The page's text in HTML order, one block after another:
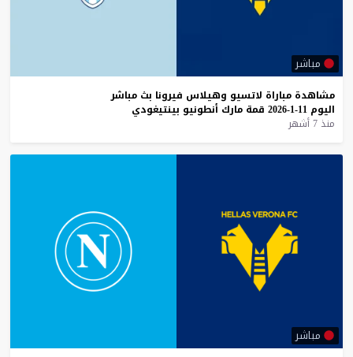
مباشر
مشاهدة مباراة لاتسيو وهيلاس فيرونا بث مباشر
اليوم 11-1-2026 قمة مارك أنطونيو بينتيغودي
منذ 7 أشهر
مباشر